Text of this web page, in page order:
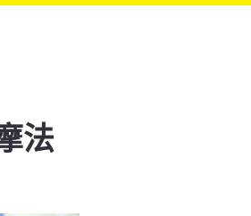
法